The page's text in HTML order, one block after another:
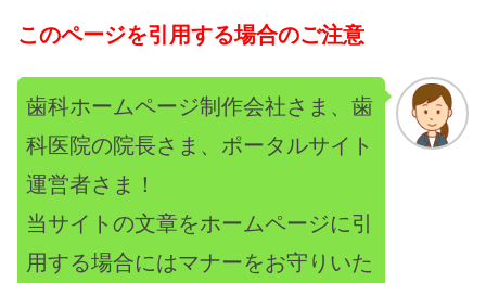
このページを引用する場合のご注意
歯科ホームページ制作会社さま、歯
科医院の院長さま、ポータルサイト
運営者さま！
当サイトの文章をホームページに引
用する場合にはマナーをお守りいた